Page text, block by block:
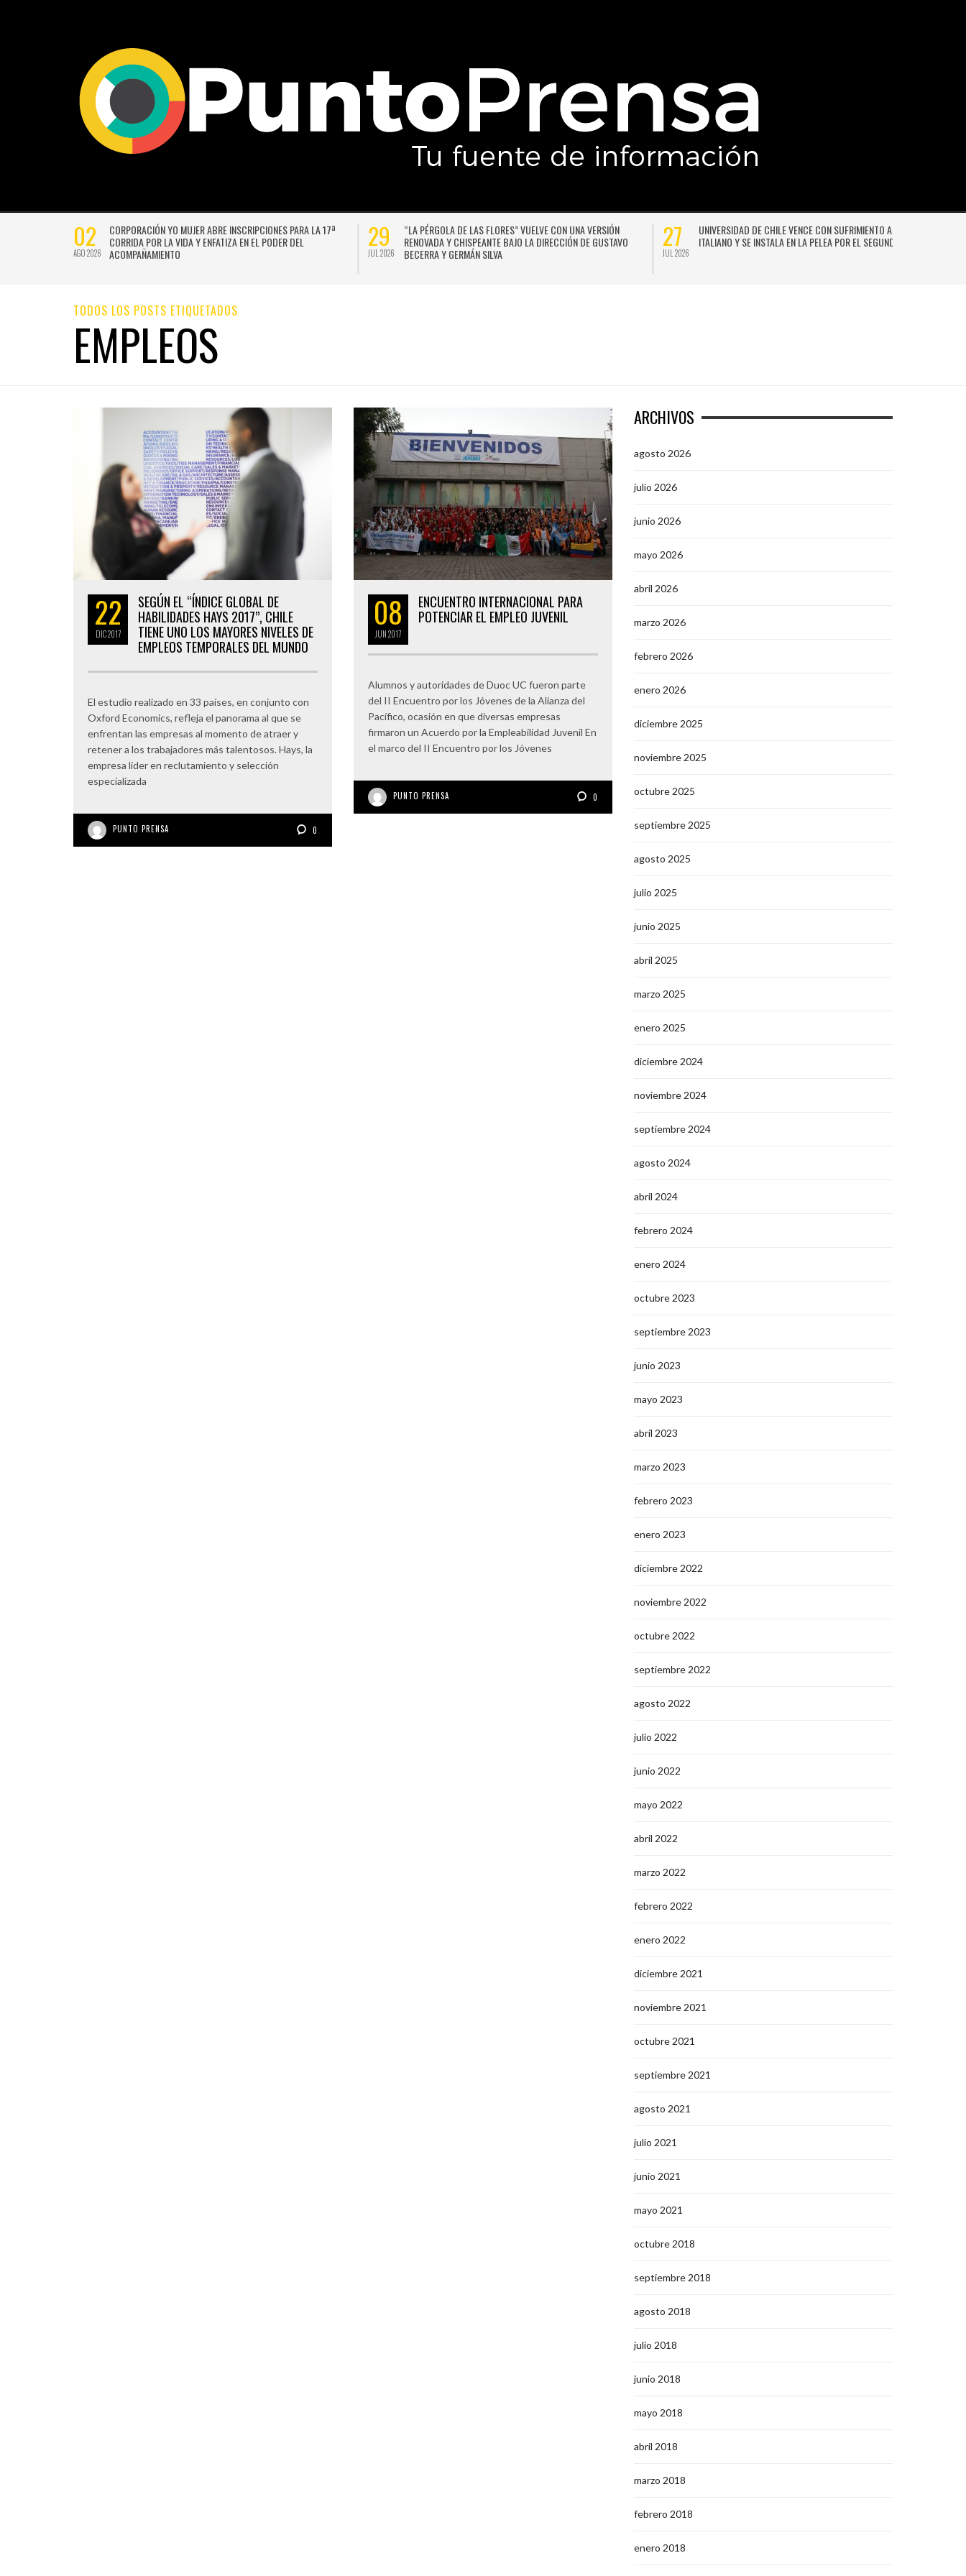
02
AGO 2026
CORPORACIÓN YO MUJER ABRE INSCRIPCIONES PARA LA 17ª
CORRIDA POR LA VIDA Y ENFATIZA EN EL PODER DEL
ACOMPAÑAMIENTO
29
JUL 2026
“LA PÉRGOLA DE LAS FLORES” VUELVE CON UNA VERSIÓN
RENOVADA Y CHISPEANTE BAJO LA DIRECCIÓN DE GUSTAVO
BECERRA Y GERMÁN SILVA
27
JUL 2026
UNIVERSIDAD DE CHILE VENCE CON SUFRIMIENTO A AUDAX
ITALIANO Y SE INSTALA EN LA PELEA POR EL SEGUNDO LUGAR
TODOS LOS POSTS ETIQUETADOS
EMPLEOS
22
DIC2017
SEGÚN EL “ÍNDICE GLOBAL DE
HABILIDADES HAYS 2017”, CHILE
TIENE UNO LOS MAYORES NIVELES DE
EMPLEOS TEMPORALES DEL MUNDO
El estudio realizado en 33 países, en conjunto con
Oxford Economics, refleja el panorama al que se
enfrentan las empresas al momento de atraer y
retener a los trabajadores más talentosos. Hays, la
empresa líder en reclutamiento y selección
especializada
PUNTO PRENSA 0
08
JUN2017
ENCUENTRO INTERNACIONAL PARA
POTENCIAR EL EMPLEO JUVENIL
Alumnos y autoridades de Duoc UC fueron parte
del II Encuentro por los Jóvenes de la Alianza del
Pacífico, ocasión en que diversas empresas
firmaron un Acuerdo por la Empleabilidad Juvenil En
el marco del II Encuentro por los Jóvenes
PUNTO PRENSA 0
ARCHIVOS
agosto 2026
julio 2026
junio 2026
mayo 2026
abril 2026
marzo 2026
febrero 2026
enero 2026
diciembre 2025
noviembre 2025
octubre 2025
septiembre 2025
agosto 2025
julio 2025
junio 2025
abril 2025
marzo 2025
enero 2025
diciembre 2024
noviembre 2024
septiembre 2024
agosto 2024
abril 2024
febrero 2024
enero 2024
octubre 2023
septiembre 2023
junio 2023
mayo 2023
abril 2023
marzo 2023
febrero 2023
enero 2023
diciembre 2022
noviembre 2022
octubre 2022
septiembre 2022
agosto 2022
julio 2022
junio 2022
mayo 2022
abril 2022
marzo 2022
febrero 2022
enero 2022
diciembre 2021
noviembre 2021
octubre 2021
septiembre 2021
agosto 2021
julio 2021
junio 2021
mayo 2021
octubre 2018
septiembre 2018
agosto 2018
julio 2018
junio 2018
mayo 2018
abril 2018
marzo 2018
febrero 2018
enero 2018